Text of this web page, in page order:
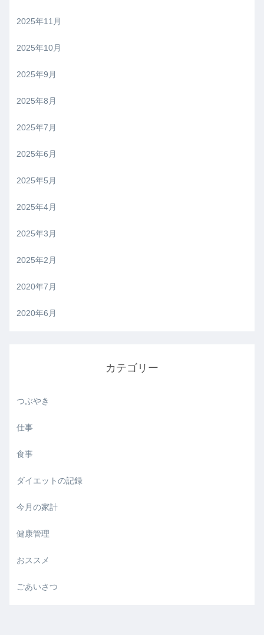
2025年11月
2025年10月
2025年9月
2025年8月
2025年7月
2025年6月
2025年5月
2025年4月
2025年3月
2025年2月
2020年7月
2020年6月
カテゴリー
つぶやき
仕事
食事
ダイエットの記録
今月の家計
健康管理
おススメ
ごあいさつ